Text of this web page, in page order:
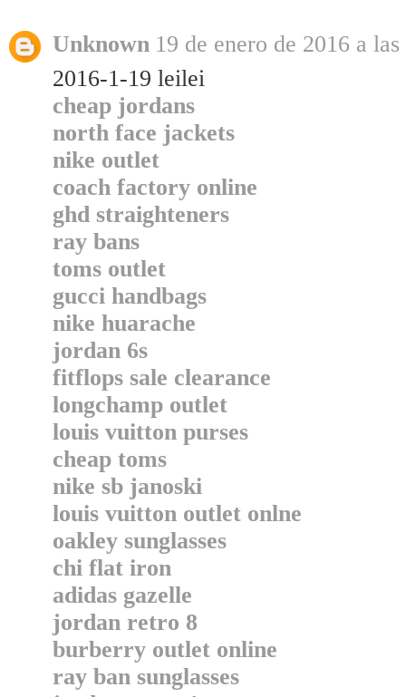
Unknown 19 de enero de 2016 a
2016-1-19 leilei
cheap jordans
north face jackets
nike outlet
coach factory online
ghd straighteners
ray bans
toms outlet
gucci handbags
nike huarache
jordan 6s
fitflops sale clearance
longchamp outlet
louis vuitton purses
cheap toms
nike sb janoski
louis vuitton outlet onlne
oakley sunglasses
chi flat iron
adidas gazelle
jordan retro 8
burberry outlet online
ray ban sunglasses